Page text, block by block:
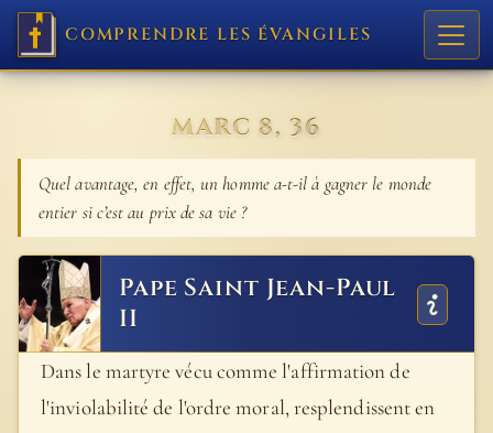
COMPRENDRE LES ÉVANGILES
MARC 8, 36
Quel avantage, en effet, un homme a-t-il à gagner le monde
entier si c’est au prix de sa vie ?
Pape Saint Jean-Paul
II
Dans le martyre vécu comme l'affirmation de
l'inviolabilité de l'ordre moral, resplendissent en